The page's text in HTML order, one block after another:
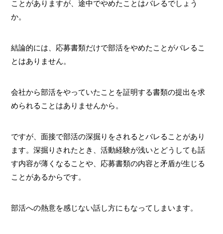
ことがありますが、途中でやめたことはバレるでしょう
か。
結論的には、応募書類だけで部活をやめたことがバレるこ
とはありません。
会社から部活をやっていたことを証明する書類の提出を求
められることはありませんから。
ですが、面接で部活の深掘りをされるとバレることがあり
ます。深掘りされたとき、活動経験が浅いとどうしても話
す内容が薄くなることや、応募書類の内容と矛盾が生じる
ことがあるからです。
部活への熱意を感じない話し方にもなってしまいます。